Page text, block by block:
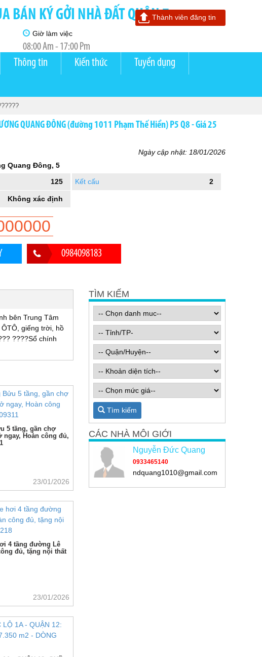
BÁN KÝ GỞI NHÀ ĐẤT QUẬN 7
Giờ làm việc
08:00 Am - 17:00 Pm
Thành viên đăng tin
Thông tin Kiến thức
Tuyển dụng
QUANG ĐÔNG (đường 1011 Phạm Thế Hiển) P5 Q8 - Giá 25
Ngày cập nhật: 18/01/2026
Quang Đông, 5
125 Kết cấu 2
Không xác định
0984098183
bên Trung Tâm
giếng trời, hồ
????Sổ chính
5 tầng, gần chợ
ngay, Hoàn công đủ,
23/01/2026
4 tầng đường Lê
đủ, tặng nội thất
23/01/2026
TÌM KIẾM
Tìm kiếm
CÁC NHÀ MÔI GIỚI
Nguyễn Đức Quang
0933465140
ndquang1010@gmail.com